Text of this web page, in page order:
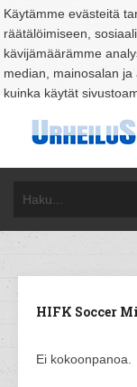
Käytämme evästeitä
räätälöimiseen,
kävijämäärämme
median, mainosalan ja
kuinka käytät
HIFK Soccer
Ei kokoonpanoa.